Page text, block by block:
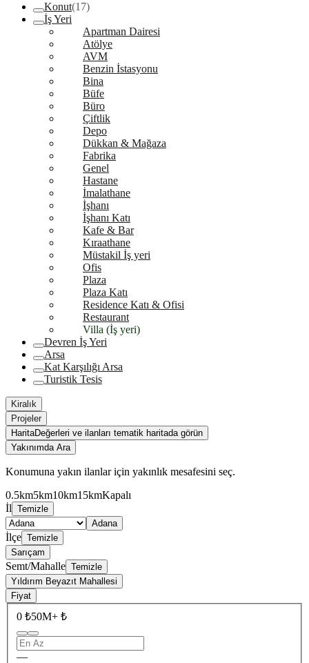
Konut(17)
İş Yeri
Apartman Dairesi
Atölye
AVM
Benzin İstasyonu
Bina
Büfe
Büro
Çiftlik
Depo
Dükkan & Mağaza
Fabrika
Genel
Hastane
İmalathane
İşhanı
İşhanı Katı
Kafe & Bar
Kıraathane
Müstakil İş yeri
Ofis
Plaza
Plaza Katı
Residence Katı & Ofisi
Restaurant
Villa (İş yeri)
Devren İş Yeri
Arsa
Kat Karşılığı Arsa
Turistik Tesis
Kiralık
Projeler
HaritaDeğerleri ve ilanları tematik haritada görün
Yakınımda Ara
Konumuna yakın ilanlar için yakınlık mesafesini seç.
0.5km5km10km15kmKapalı
İl Temizle
Adana
İlçe Temizle
Sarıçam
Semt/Mahalle Temizle
Yıldırım Beyazıt Mahallesi
Fiyat
0 ₺50M+ ₺
—